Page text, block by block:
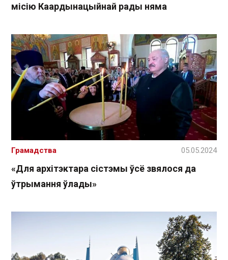
місію Каардынацыйнай рады няма
«Для архітэктара сістэмы ўсё звялося да
ўтрымання ўлады»
Грамадства 05.05.2024